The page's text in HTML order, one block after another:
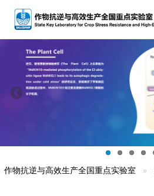
作物抗逆与高效生产全国重点实验室